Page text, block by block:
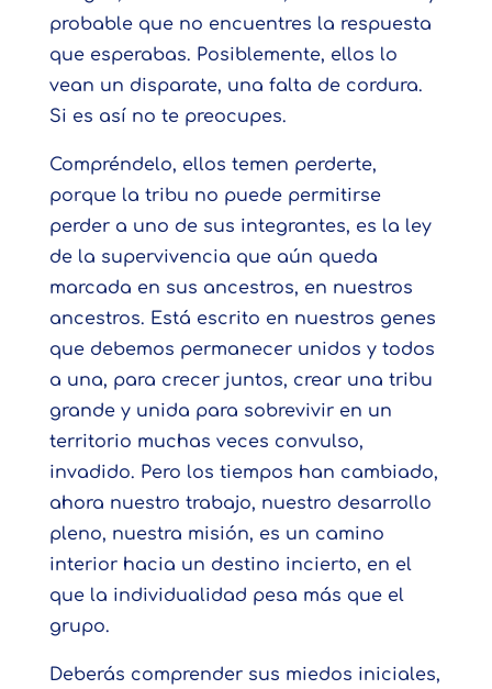
probable que no encuentres la respuesta
que esperabas. Posiblemente, ellos lo
vean un disparate, una falta de cordura.
Si es así no te preocupes.
Compréndelo, ellos temen perderte,
porque la tribu no puede permitirse
perder a uno de sus integrantes, es la ley
de la supervivencia que aún queda
marcada en sus ancestros, en nuestros
ancestros. Está escrito en nuestros genes
que debemos permanecer unidos y todos
a una, para crecer juntos, crear una tribu
grande y unida para sobrevivir en un
territorio muchas veces convulso,
invadido. Pero los tiempos han cambiado,
ahora nuestro trabajo, nuestro desarrollo
pleno, nuestra misión, es un camino
interior hacia un destino incierto, en el
que la individualidad pesa más que el
grupo.
Deberás comprender sus miedos iniciales,